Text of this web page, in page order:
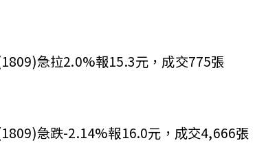
急拉2.0%報15.3元，成交775張
急跌-2.14%報16.0元，成交4,666張